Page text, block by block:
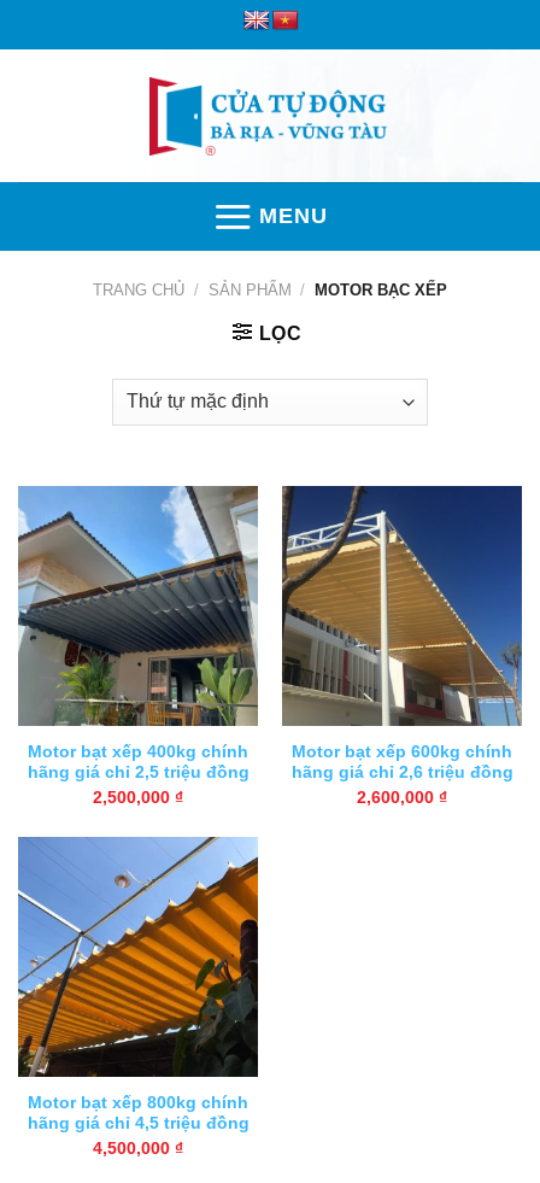
MENU
TRANG CHỦ / SẢN PHẨM / MOTOR BẠC XẾP
LỌC
Motor bạt xếp 400kg chính
hãng giá chỉ 2,5 triệu đồng
2,500,000 ₫
Motor bạt xếp 600kg chính
hãng giá chỉ 2,6 triệu đồng
2,600,000 ₫
Motor bạt xếp 800kg chính
hãng giá chỉ 4,5 triệu đồng
4,500,000 ₫